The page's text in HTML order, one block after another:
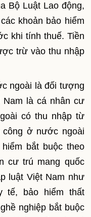
Bộ Luật Lao động,
khoản bảo hiểm
khi tính thuế. Tiền
trừ vào thu nhập
ngoài là đối tượng
là cá nhân cư
có thu nhập từ
ở nước ngoài
bắt buộctheo
cư trú mang quốc
luật Việt Nam như
tế, bảo hiểm thất
nghiệp bắt buộc